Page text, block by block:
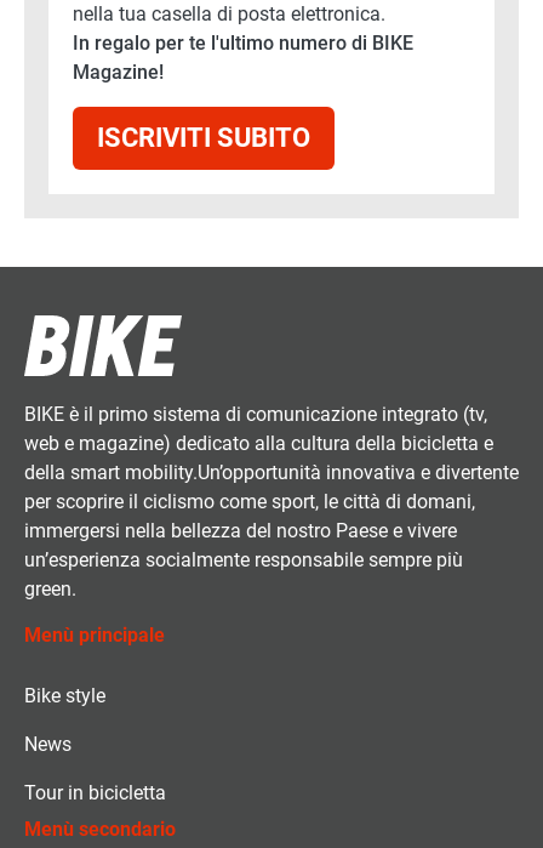
nella tua casella di posta elettronica.
In regalo per te l'ultimo numero di BIKE
Magazine!
ISCRIVITI SUBITO
BIKE è il primo sistema di comunicazione integrato (tv,
web e magazine) dedicato alla cultura della bicicletta e
della smart mobility.Un’opportunità innovativa e divertente
per scoprire il ciclismo come sport, le città di domani,
immergersi nella bellezza del nostro Paese e vivere
un’esperienza socialmente responsabile sempre più
green.
Menù principale
Bike style
News
Tour in bicicletta
Menù secondario